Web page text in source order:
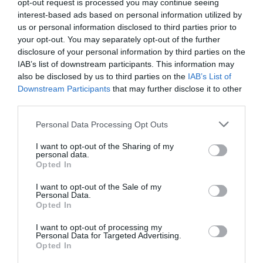
opt-out request is processed you may continue seeing
interest-based ads based on personal information utilized by
us or personal information disclosed to third parties prior to
your opt-out. You may separately opt-out of the further
disclosure of your personal information by third parties on the
IAB’s list of downstream participants. This information may
also be disclosed by us to third parties on the IAB’s List of
Downstream Participants that may further disclose it to other
Personal Data Processing Opt Outs
I want to opt-out of the Sharing of my
personal data.
Opted In
I want to opt-out of the Sale of my
Personal Data.
Opted In
I want to opt-out of processing my
Personal Data for Targeted Advertising.
Opted In
έκτοτε έγινε ενεργός υποστηρικτής του Δημοκρατικού
κόμματος, που επισφραγίστηκε με τη φιλία του με τον
Μπαράκ Ομπάμα. Αυτή η έκδηλη υποστήριξη έκανε
πολλούς Ρεπουμπλικάνους και συντηρητικούς
οπαδούς του να τον αποκηρύξουν, αποτέλεσε όμως και
αφορμή για να επανιδωθούν τα τραγούδια του
Σπρίνγκστιν υπό μία άλλη σκοπιά. Το«Lost In The
Flood»του 1973 έθιγε πάλι το θέμα του παράλογου
τον πυρηνικό τρόμο του Three Mile Island, το
«Badlands»(1978) σκιαγραφούσε τη ζωή της εργατικής
τάξης, το«American Skin (41 Shots)»
απευθυνόταν
στην αστυνομική βία και στο περιστατικό της
δολοφονίας του μετανάστη Amadou Diallo από την
αστυνομία της Νέας Υόρκης. Το «Born in the USA»
του φάνηκε ότι υπήρχε από την αρχή της καριέρας του,
τότε που όλοι «κώφευαν» και κρατούσαν επιλεκτικά